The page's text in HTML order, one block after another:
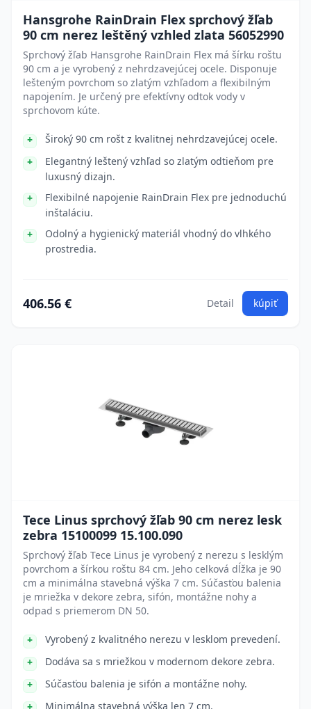
Hansgrohe RainDrain Flex sprchový žľab
90 cm nerez leštěný vzhled zlata 56052990
Sprchový žľab Hansgrohe RainDrain Flex má šírku roštu
90 cm a je vyrobený z nehrdzavejúcej ocele. Disponuje
lešteným povrchom so zlatým vzhľadom a flexibilným
napojením. Je určený pre efektívny odtok vody v
sprchovom kúte.
Široký 90 cm rošt z kvalitnej nehrdzavejúcej ocele.
Elegantný leštený vzhľad so zlatým odtieňom pre
luxusný dizajn.
Flexibilné napojenie RainDrain Flex pre jednoduchú
inštaláciu.
Odolný a hygienický materiál vhodný do vlhkého
prostredia.
406.56 € Detail kúpiť
Tece Linus sprchový žľab 90 cm nerez lesk
zebra 15100099 15.100.090
Sprchový žľab Tece Linus je vyrobený z nerezu s lesklým
povrchom a šírkou roštu 84 cm. Jeho celková dĺžka je 90
cm a minimálna stavebná výška 7 cm. Súčasťou balenia
je mriežka v dekore zebra, sifón, montážne nohy a
odpad s priemerom DN 50.
Vyrobený z kvalitného nerezu v lesklom prevedení.
Dodáva sa s mriežkou v modernom dekore zebra.
Súčasťou balenia je sifón a montážne nohy.
Minimálna stavebná výška len 7 cm.